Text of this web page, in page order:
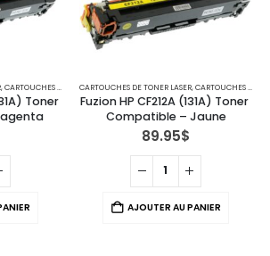
,CARTOUCHES POUR IMPRIMANTES HP
Toner
CARTOUCHES DE TONER LASER,CARTOUCHES POUR IMPRIMANTES HP
Fuzion HP CF212A (131A) Toner
Compatible – Jaune
89.95$
AJOUTER AU PANIER